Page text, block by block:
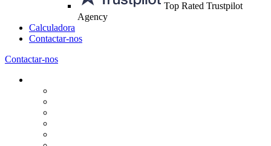
Top Rated Trustpilot
Agency
Calculadora
Contactar-nos
Contactar-nos